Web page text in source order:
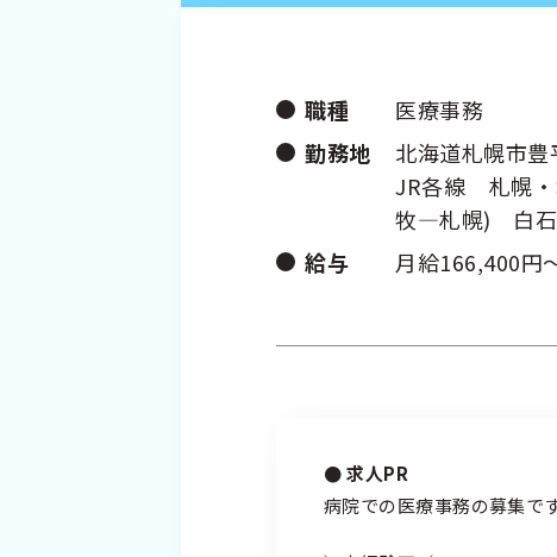
プライバシーポリシー 個人情報の取り扱
道外
条
職種
医療事務
勤務地
北海道札幌市
JR各線 札幌
牧―札幌) 白石
給与
月給166,400円
求人PR
病院での医療事務の募集です